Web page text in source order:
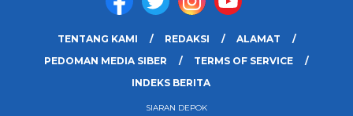
TENTANG KAMI REDAKSI
ALAMAT
PEDOMAN MEDIA SIBER
TERMS OF SERVICE
INDEKS BERITA
SIARAN DEPOK